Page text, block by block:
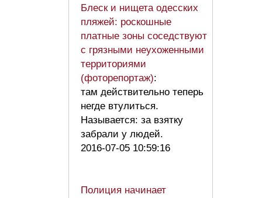
Блеск и нищета одесских
пляжей: роскошные
платные зоны соседствуют
с грязными неухоженными
территориями
(фоторепортаж):
там действительно теперь
негде втулиться.
Называется: за взятку
забрали у людей.
2016-07-05 10:59:16
Полиция начинает